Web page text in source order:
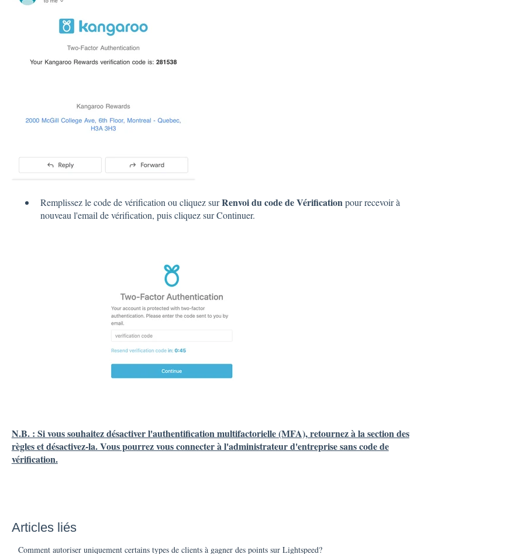
Remplissez le code de vérification ou cliquez surRenvoi du code de Vérificationpour recevoir à
nouveau l'email de vérification, puis cliquez sur Continuer.
N.B. : Si vous souhaitez désactiver l'authentification multifactorielle (MFA), retournez à la section des
règles et désactivez-la. Vous pourrez vous connecter à l'administrateur d'entreprise sans code de
vérification.
Articles liés
Comment autoriser uniquement certains types de clients à gagner des points sur Lightspeed?